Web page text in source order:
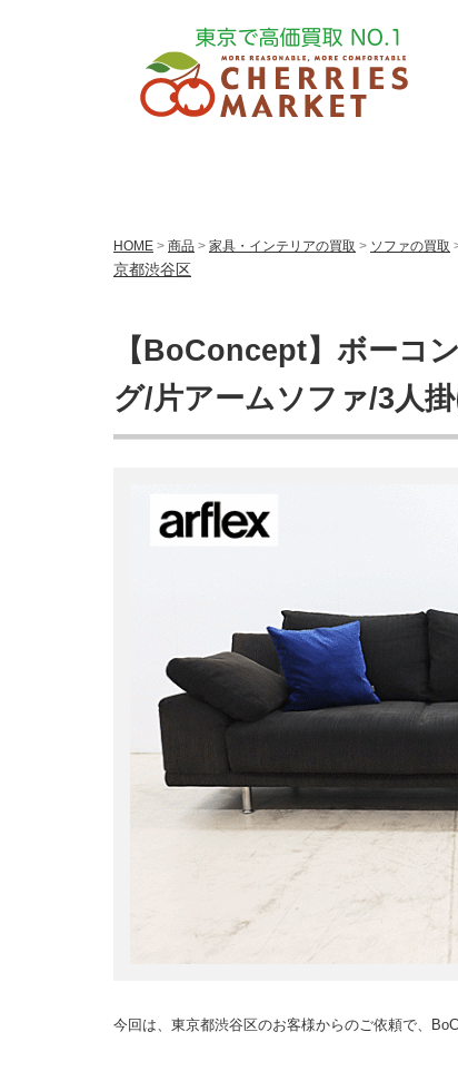
HOME > 商品 > 家具・インテリアの買取 > ソファの買取
京都渋谷区
【BoConcept】ボーコ
グ/片アームソファ/3人
今回は、東京都渋谷区のお客様からのご依頼で、